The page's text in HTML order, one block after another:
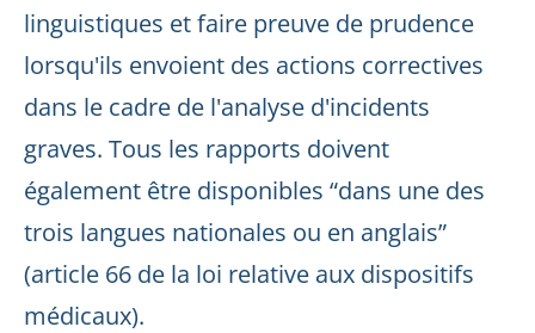
linguistiques et faire preuve de prudence
lorsqu'ils envoient des actions correctives
dans le cadre de l'analyse d'incidents
graves. Tous les rapports doivent
également être disponibles “dans une des
trois langues nationales ou en anglais”
(article 66 de la loi relative aux dispositifs
médicaux).